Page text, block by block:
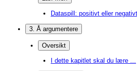
Dataspill: positivt eller
3. Å argumentere
Oversikt
I dette kapitlet skal du lære ...